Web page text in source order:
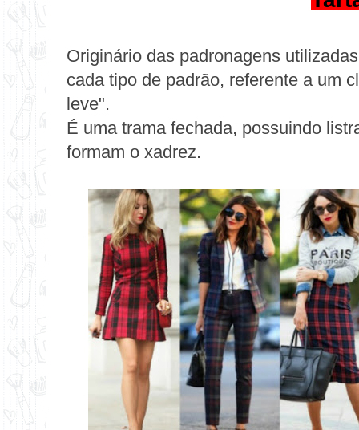
Originário das padronagens
cada tipo de padrão, referente a um
leve".
É uma trama fechada, possuindo
formam o xadrez.